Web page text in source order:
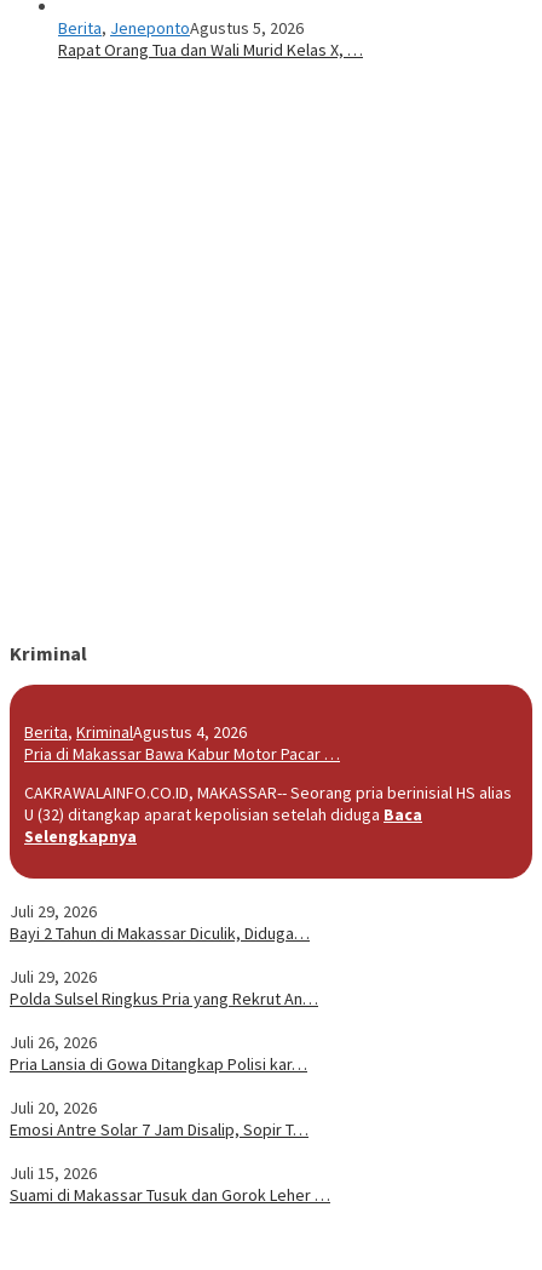
Berita, JenepontoAgustus 5, 2026
Rapat Orang Tua dan Wali Murid Kelas X, …
Kriminal
Berita, KriminalAgustus 4, 2026
Pria di Makassar Bawa Kabur Motor Pacar …
CAKRAWALAINFO.CO.ID, MAKASSAR-- Seorang pria berinisial HS alias
U (32) ditangkap aparat kepolisian setelah diduga Baca
Selengkapnya
Juli 29, 2026
Bayi 2 Tahun di Makassar Diculik, Diduga…
Juli 29, 2026
Polda Sulsel Ringkus Pria yang Rekrut An…
Juli 26, 2026
Pria Lansia di Gowa Ditangkap Polisi kar…
Juli 20, 2026
Emosi Antre Solar 7 Jam Disalip, Sopir T…
Juli 15, 2026
Suami di Makassar Tusuk dan Gorok Leher …